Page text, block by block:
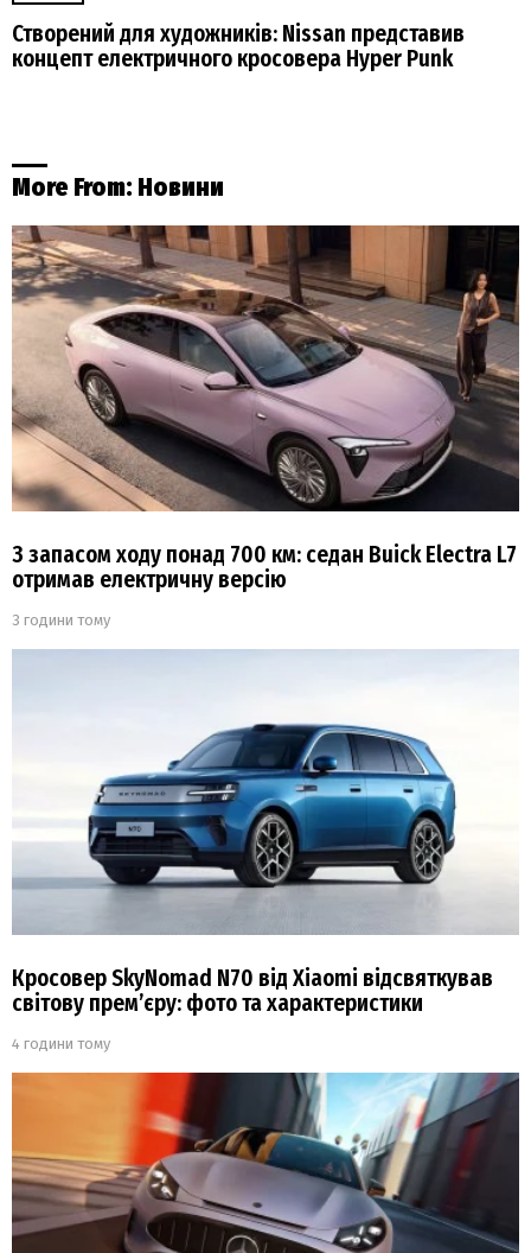
Створений для художників: Nissan представив
концепт електричного кросовера Hyper Punk
More From: Новини
З запасом ходу понад 700 км: седан Buick Electra L7
отримав електричну версію
3 години тому
Кросовер SkyNomad N70 від Xiaomi відсвяткував
світову прем’єру: фото та характеристики
4 години тому